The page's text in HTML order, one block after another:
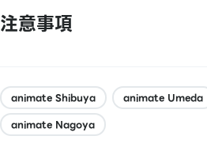
注意事項
animate Shibuya
animate Umeda
animate Nagoya